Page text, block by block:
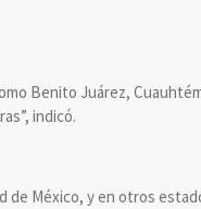
Benito Juárez,
indicó.
de México, y en otros